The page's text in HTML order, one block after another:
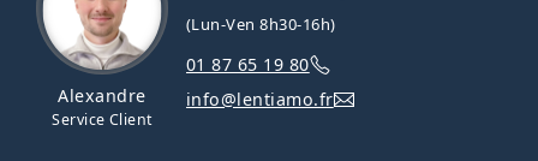
Alexandre
Service Client
(Lun-Ven 8h30-16h)
01 87 65 19 80
info@lentiamo.fr